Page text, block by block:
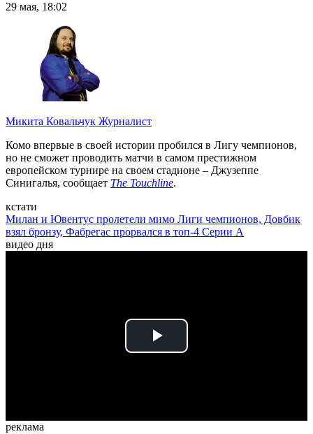
29 мая, 18:02
Микита Ковальчук Журналист
Комо впервые в своей истории пробился в Лигу чемпионов,
но не сможет проводить матчи в самом престижном
европейском турнире на своем стадионе – Джузеппе
Синигалья, сообщает The Touchline.
кстати
Милан и Ювентус пролетели мимо Лиги чемпионов, Довбик
взял бронзу, Фабрегас прорвался в топ-4 Серии А
видео дня
Play
реклама